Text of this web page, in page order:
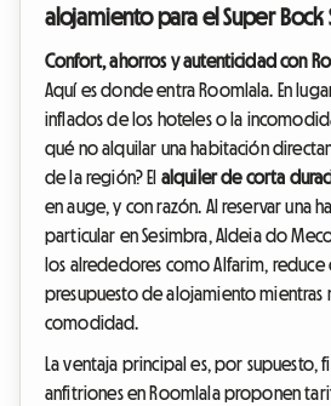
alojamiento para el Super Bock
Confort, ahorros y autenticidad con
Aquí es donde entra Roomlala. En
inflados de los hoteles o la
qué no alquilar una habitación
de la región? El alquiler de corta
en auge, y con razón. Al reservar una
particular en Sesimbra, Aldeia do
los alrededores como Alfarim,
presupuesto de alojamiento mientras
comodidad.
La ventaja principal es, por supuesto,
anfitriones en Roomlala proponen